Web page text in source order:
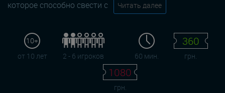
которое способно свести с
Читать далее
10+
от 10 лет
2 - 6 игроков 60 мин.
360
грн.
1080
грн.